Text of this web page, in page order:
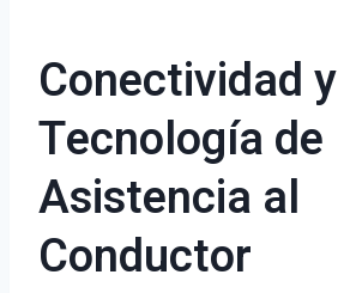
Conectividad y
Tecnología de
Asistencia al
Conductor